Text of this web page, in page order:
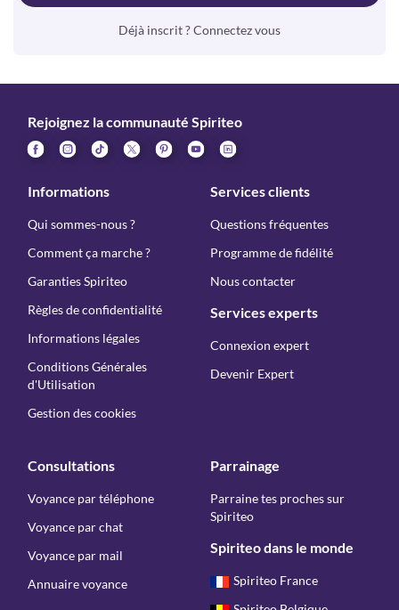
Déjà inscrit ? Connectez vous
Rejoignez la communauté Spiriteo
Informations
Qui sommes-nous ?
Comment ça marche ?
Garanties Spiriteo
Règles de confidentialité
Informations légales
Conditions Générales
d'Utilisation
Gestion des cookies
Services clients
Questions fréquentes
Programme de fidélité
Nous contacter
Services experts
Connexion expert
Devenir Expert
Consultations
Voyance par téléphone
Voyance par chat
Voyance par mail
Annuaire voyance
Parrainage
Parraine tes proches sur
Spiriteo
Spiriteo dans le monde
Spiriteo France